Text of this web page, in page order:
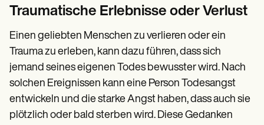
Traumatische Erlebnisse oder Verlust
Einen geliebten Menschen zu verlieren oder ein
Trauma zu erleben, kann dazu führen, dass sich
jemand seines eigenen Todes bewusster wird. Nach
solchen Ereignissen kann eine Person Todesangst
entwickeln und die starke Angst haben, dass auch sie
plötzlich oder bald sterben wird. Diese Gedanken